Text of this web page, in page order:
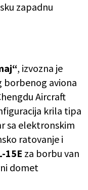
zapadnu
, izvozna je
borbenog aviona
Aircraft
krila tipa
sa elektronskim
ratovanje i
15E za borbu van
domet